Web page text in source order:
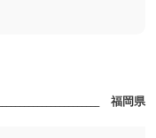
_______________________ 福岡県